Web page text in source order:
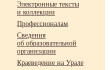
Электронные тексты
и коллекции
Профессионалам
Сведения
об образовательной
организации
Краеведение на Урале